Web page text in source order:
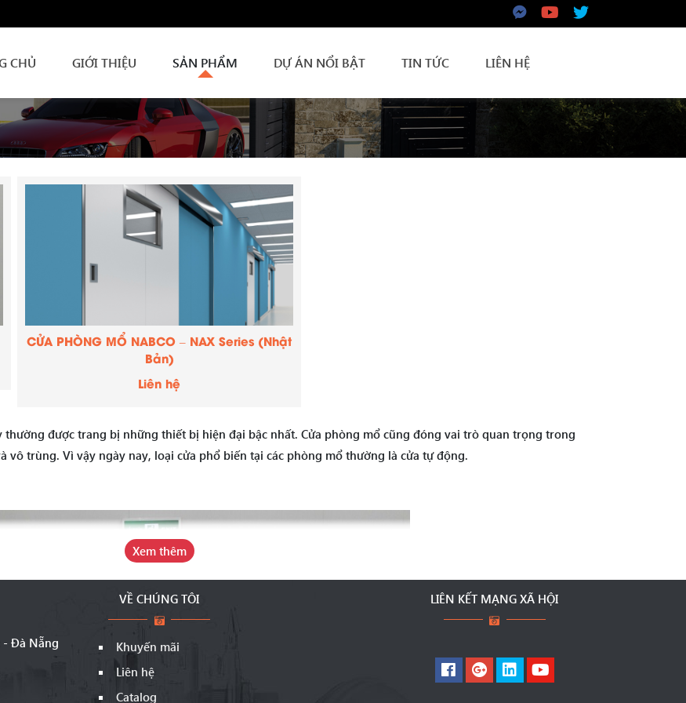
CHỦ GIỚI THIỆU SẢN PHẨM DỰ ÁN NỔI BẬT TIN TỨC LIÊN HỆ
CỬA PHÒNG MỔ NABCO – NAX Series (Nhật
Bản)
Liên hệ
được trang bị những thiết bị hiện đại bậc nhất. Cửa phòng mổ cũng đóng vai trò quan trọng trong
trùng. Vì vậy ngày nay, loại cửa phổ biến tại các phòng mổ thường là cửa tự động.
Xem thêm
- Đà Nẵng
VỀ CHÚNG TÔI
Khuyến mãi
Liên hệ
Catalog
LIÊN KẾT MẠNG XÃ HỘI